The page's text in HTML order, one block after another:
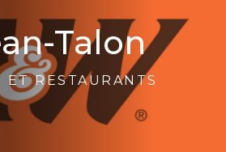
Talon
RESTAURANTS